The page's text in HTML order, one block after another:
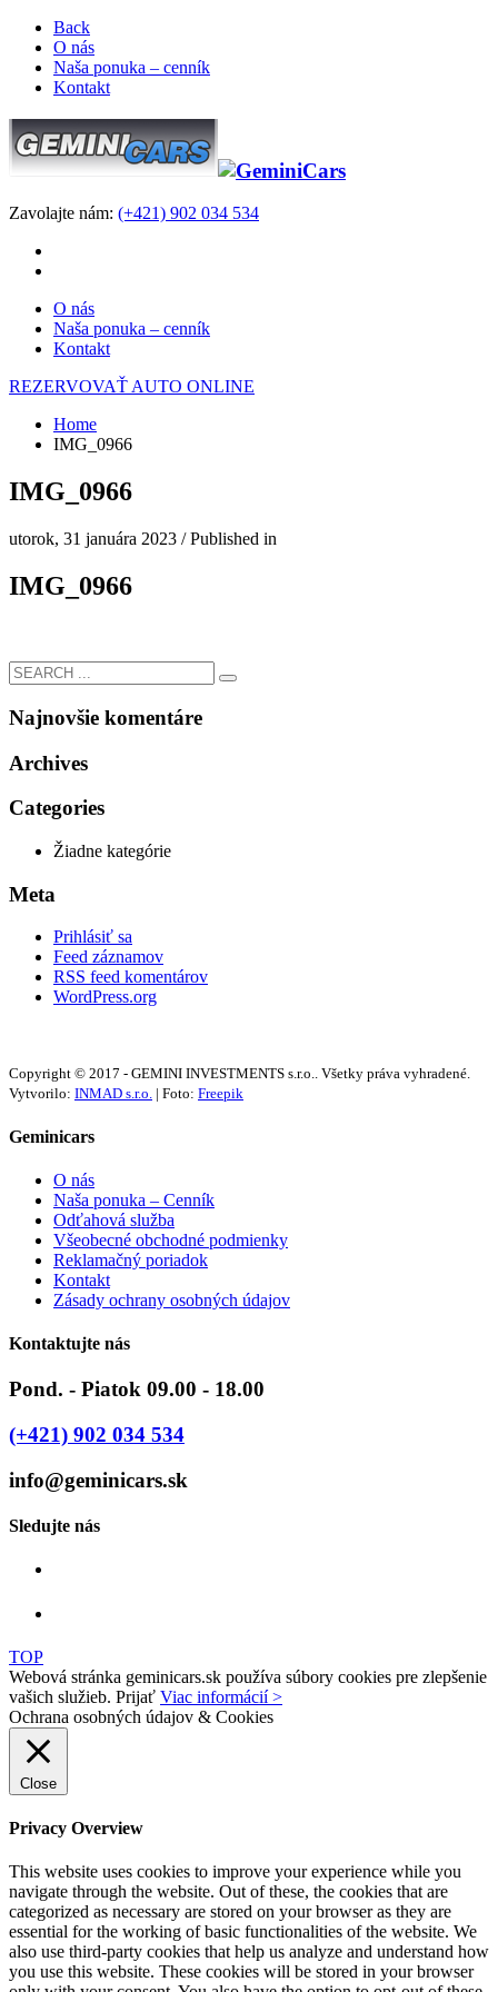
Back
O nás
Naša ponuka – cenník
Kontakt
Zavolajte nám: (+421) 902 034 534
O nás
Naša ponuka – cenník
Kontakt
REZERVOVAŤ AUTO ONLINE
Home
IMG_0966
IMG_0966
utorok, 31 januára 2023 /Published in
IMG_0966
Najnovšie komentáre
Archives
Categories
Žiadne kategórie
Meta
Prihlásiť sa
Feed záznamov
RSS feed komentárov
WordPress.org
Copyright © 2017 - GEMINI INVESTMENTS s.r.o.. Všetky práva vyhradené.
Vytvorilo: INMAD s.r.o. | Foto: Freepik
Geminicars
O nás
Naša ponuka – Cenník
Odťahová služba
Všeobecné obchodné podmienky
Reklamačný poriadok
Kontakt
Zásady ochrany osobných údajov
Kontaktujte nás
Pond. - Piatok 09.00 - 18.00
(+421) 902 034 534
info@geminicars.sk
Sledujte nás
TOP
Webová stránka geminicars.sk používa súbory cookies pre zlepšenie
vašich služieb. Prijať Viac informácií >
Ochrana osobných údajov & Cookies
Close
Privacy Overview
This website uses cookies to improve your experience while you
navigate through the website. Out of these, the cookies that are
categorized as necessary are stored on your browser as they are
essential for the working of basic functionalities of the website. We
also use third-party cookies that help us analyze and understand how
you use this website. These cookies will be stored in your browser